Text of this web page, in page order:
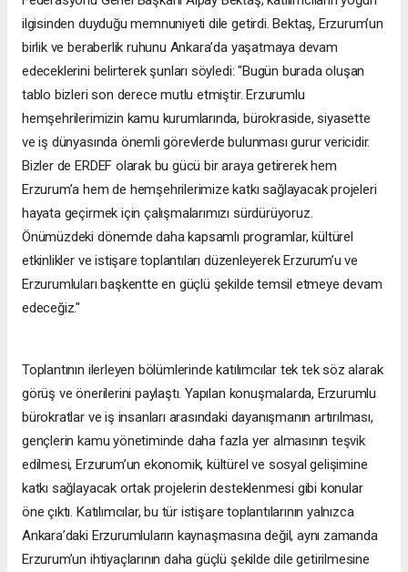
ilgisinden duyduğu memnuniyeti dile getirdi. Bektaş, Erzurum’un
birlik ve beraberlik ruhunu Ankara’da yaşatmaya devam
edeceklerini belirterek şunları söyledi: "Bugün burada oluşan
tablo bizleri son derece mutlu etmiştir. Erzurumlu
hemşehrilerimizin kamu kurumlarında, bürokraside, siyasette
ve iş dünyasında önemli görevlerde bulunması gurur vericidir.
Bizler de ERDEF olarak bu gücü bir araya getirerek hem
Erzurum’a hem de hemşehrilerimize katkı sağlayacak projeleri
hayata geçirmek için çalışmalarımızı sürdürüyoruz.
Önümüzdeki dönemde daha kapsamlı programlar, kültürel
etkinlikler ve istişare toplantıları düzenleyerek Erzurum’u ve
Erzurumluları başkentte en güçlü şekilde temsil etmeye devam
edeceğiz."
Toplantının ilerleyen bölümlerinde katılımcılar tek tek söz alarak
görüş ve önerilerini paylaştı. Yapılan konuşmalarda, Erzurumlu
bürokratlar ve iş insanları arasındaki dayanışmanın artırılması,
gençlerin kamu yönetiminde daha fazla yer almasının teşvik
edilmesi, Erzurum’un ekonomik, kültürel ve sosyal gelişimine
katkı sağlayacak ortak projelerin desteklenmesi gibi konular
öne çıktı. Katılımcılar, bu tür istişare toplantılarının yalnızca
Ankara’daki Erzurumluların kaynaşmasına değil, aynı zamanda
Erzurum’un ihtiyaçlarının daha güçlü şekilde dile getirilmesine